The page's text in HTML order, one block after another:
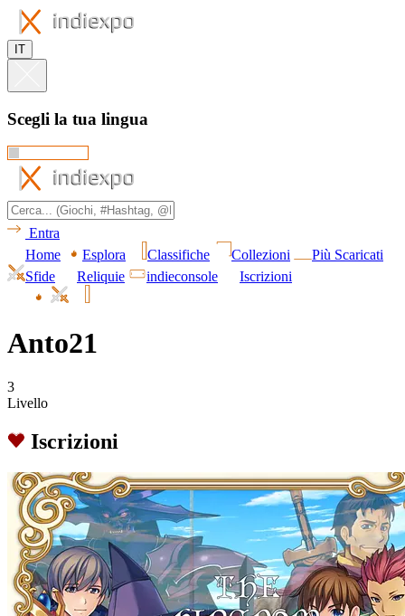
IT
Scegli la tua lingua
Entra
Home
Esplora Classifiche Collezioni
Più Scaricati
Sfide
Reliquie indieconsole Iscrizioni
Anto21
3
Livello
Iscrizioni